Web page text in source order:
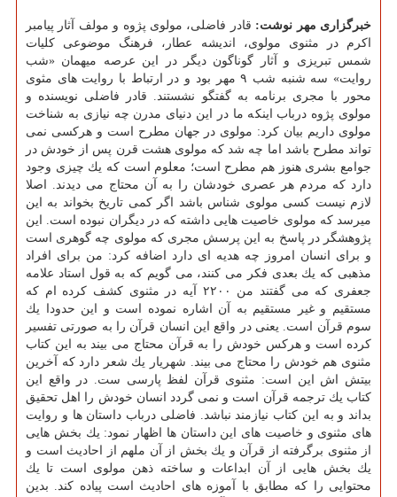
خبرگزاری مهر نوشت: قادر فاضلی، مولوی پژوه و مولف آثار پیامبر
اكرم در مثنوی مولوی، اندیشه عطار، فرهنگ موضوعی كلیات
شمس تبریزی و آثار گوناگون دیگر در این عرصه میهمان «شب
روایت» سه شنبه شب ۹ مهر بود و در ارتباط با روایت های مثوی
محور با مجری برنامه به گفتگو نشستند. قادر فاضلی نویسنده و
مولوی پژوه درباب اینكه ما در این دنیای مدرن چه نیازی به شناخت
مولوی داریم بیان كرد: مولوی در جهان مطرح است و هركسی نمی
تواند مطرح باشد اما چه شد كه مولوی هشت قرن پس از خودش در
جوامع بشری هنوز هم مطرح است؛ معلوم است كه یك چیزی وجود
دارد كه مردم هر عصری خودشان را به آن محتاج می دیدند. اصلا
لازم نیست كسی مولوی شناس باشد اگر كمی تاریخ بخواند به این
میرسد كه مولوی خاصیت هایی داشته كه در دیگران نبوده است. این
پژوهشگر در پاسخ به این پرسش مجری كه مولوی چه گوهری است
و برای انسان امروز چه هدیه ای دارد اضافه كرد: من برای افراد
مذهبی كه یك بعدی فكر می كنند، می گویم كه به قول استاد علامه
جعفری كه می گفتند من ۲۲۰۰ آیه در مثنوی كشف كرده ام كه
مستقیم و غیر مستقیم به آن اشاره نموده است و این حدودا یك
سوم قرآن است. یعنی در واقع این انسان قرآن را به صورتی تفسیر
كرده است و هركس خودش را به قرآن محتاج می بیند به این كتاب
مثنوی هم خودش را محتاج می بیند. شهریار یك شعر دارد كه آخرین
بیتش اش این است: مثنوی قرآن لفظ پارسی ست. در واقع این
كتاب یك ترجمه قرآن است و نمی گردد انسان خودش را اهل تحقیق
بداند و به این كتاب نیازمند نباشد. فاضلی درباب داستان ها و روایت
های مثنوی و خاصیت های این داستان ها اظهار نمود: یك بخش هایی
از مثنوی برگرفته از قرآن و یك بخش از آن ملهم از احادیث است و
یك بخش هایی از آن ابداعات و ساخته ذهن مولوی است تا یك
محتوایی را كه مطابق با آموزه های احادیث است پیاده كند. بدین